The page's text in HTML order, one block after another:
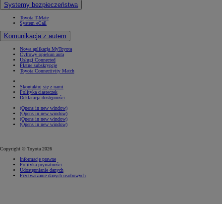
Systemy bezpieczeństwa
Toyota T-Mate
System eCall
Komunikacja z autem
Nowa aplikacja MyToyota
Cyfrowy opiekun auta
Usługi Connected
Płatne subskrypcje
Toyota Connectivity Match
Skontaktuj się z nami
Polityka ciasteczek
Deklaracja dostępności
(Opens in new window)
(Opens in new window)
(Opens in new window)
(Opens in new window)
Copyright © Toyota 2026
Informacje prawne
Polityka prywatności
Udostępnianie danych
Przetwarzanie danych osobowych